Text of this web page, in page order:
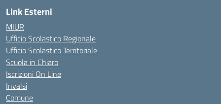
Link Esterni
MIUR
Ufficio Scolastico Regionale
Ufficio Scolastico Territoriale
Scuola in Chiaro
Iscrizioni On Line
Invalsi
Comune